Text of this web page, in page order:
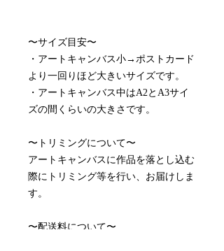
〜サイズ目安〜
・アートキャンバス小→ポストカード
より一回りほど大きいサイズです。
・アートキャンバス中はA2とA3サイ
ズの間くらいの大きさです。
〜トリミングについて〜
アートキャンバスに作品を落とし込む
際にトリミング等を行い、お届けしま
す。
〜配送料について〜